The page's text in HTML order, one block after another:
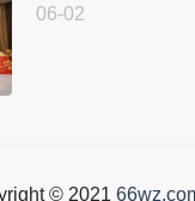
06-02
© 2021